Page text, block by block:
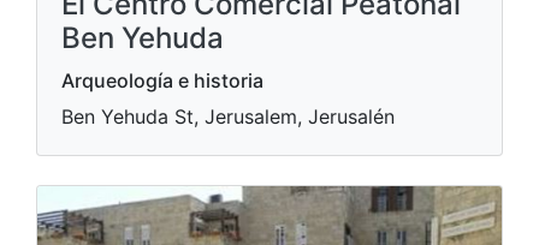
Ben Yehuda
Arqueología e historia
Ben Yehuda St, Jerusalem, Jerusalén